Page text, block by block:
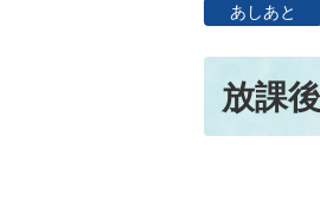
あしあと
放課